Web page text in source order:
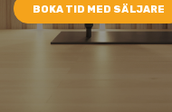
BOKA TID MED SÄLJARE